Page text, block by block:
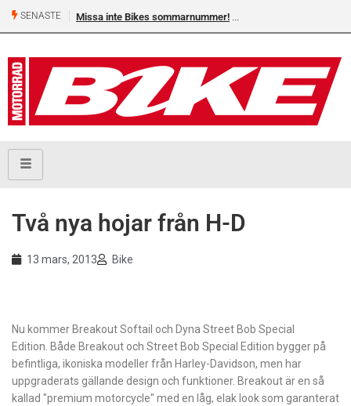
SENASTE Missa inte Bikes sommarnummer!
Två nya hojar från H-D
13 mars, 2013 Bike
Nu kommer Breakout Softail och Dyna Street Bob Special
Edition. Både Breakout och Street Bob Special Edition bygger på
befintliga, ikoniska modeller från Harley-Davidson, men har
uppgraderats gällande design och funktioner. Breakout är en så
kallad "premium motorcycle" med en låg, elak look som garanterat